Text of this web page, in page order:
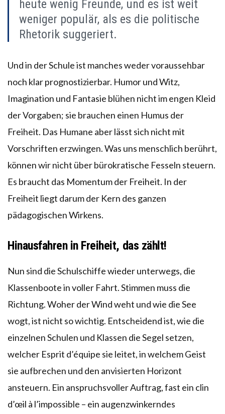
heute wenig Freunde, und es ist weit
weniger populär, als es die politische
Rhetorik suggeriert.
Und in der Schule ist manches weder voraussehbar
noch klar prognostizierbar. Humor und Witz,
Imagination und Fantasie blühen nicht im engen Kleid
der Vorgaben; sie brauchen einen Humus der
Freiheit. Das Humane aber lässt sich nicht mit
Vorschriften erzwingen. Was uns menschlich berührt,
können wir nicht über bürokratische Fesseln steuern.
Es braucht das Momentum der Freiheit. In der
Freiheit liegt darum der Kern des ganzen
pädagogischen Wirkens.
Hinausfahren in Freiheit, das zählt!
Nun sind die Schulschiffe wieder unterwegs, die
Klassenboote in voller Fahrt. Stimmen muss die
Richtung. Woher der Wind weht und wie die See
wogt, ist nicht so wichtig. Entscheidend ist, wie die
einzelnen Schulen und Klassen die Segel setzen,
welcher Esprit d’équipe sie leitet, in welchem Geist
sie aufbrechen und den anvisierten Horizont
ansteuern. Ein anspruchsvoller Auftrag, fast ein clin
d’œil à l’impossible – ein augenzwinkerndes